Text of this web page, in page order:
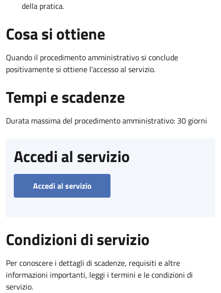
della pratica.
Cosa si ottiene
Quando il procedimento amministrativo si conclude
positivamente si ottiene l'accesso al servizio.
Tempi e scadenze
Durata massima del procedimento amministrativo: 30 giorni
Accedi al servizio
Accedi al servizio
Condizioni di servizio
Per conoscere i dettagli di scadenze, requisiti e altre
informazioni importanti, leggi i termini e le condizioni di
servizio.